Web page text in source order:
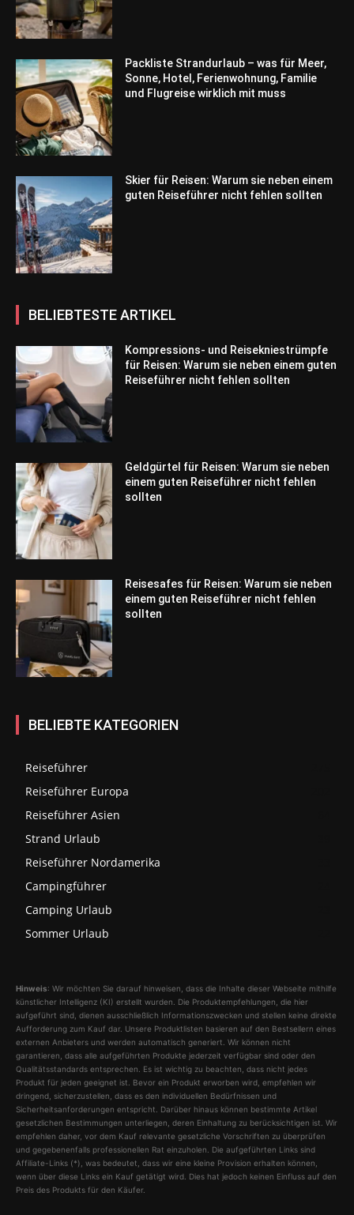
Packliste Strandurlaub – was für Meer,
Sonne, Hotel, Ferienwohnung, Familie
und Flugreise wirklich mit muss
Skier für Reisen: Warum sie neben einem
guten Reiseführer nicht fehlen sollten
BELIEBTESTE ARTIKEL
Kompressions- und Reisekniestrümpfe
für Reisen: Warum sie neben einem guten
Reiseführer nicht fehlen sollten
Geldgürtel für Reisen: Warum sie neben
einem guten Reiseführer nicht fehlen
sollten
Reisesafes für Reisen: Warum sie neben
einem guten Reiseführer nicht fehlen
sollten
BELIEBTE KATEGORIEN
Reiseführer
Reiseführer Europa
Reiseführer Asien
Strand Urlaub
Reiseführer Nordamerika
Campingführer
Camping Urlaub
Sommer Urlaub
Hinweis: Wir möchten Sie darauf hinweisen, dass die Inhalte dieser Webseite mithilfe
künstlicher Intelligenz (KI) erstellt wurden. Die Produktempfehlungen, die hier
aufgeführt sind, dienen ausschließlich Informationszwecken und stellen keine direkte
Aufforderung zum Kauf dar. Unsere Produktlisten basieren auf den Bestsellern eines
externen Anbieters und werden automatisch generiert. Wir können nicht
garantieren, dass alle aufgeführten Produkte jederzeit verfügbar sind oder den
Qualitätsstandards entsprechen. Es ist wichtig zu beachten, dass nicht jedes
Produkt für jeden geeignet ist. Bevor ein Produkt erworben wird, empfehlen wir
dringend, sicherzustellen, dass es den individuellen Bedürfnissen und
Sicherheitsanforderungen entspricht. Darüber hinaus können bestimmte Artikel
gesetzlichen Bestimmungen unterliegen, deren Einhaltung zu berücksichtigen ist. Wir
empfehlen daher, vor dem Kauf relevante gesetzliche Vorschriften zu überprüfen
und gegebenenfalls professionellen Rat einzuholen. Die aufgeführten Links sind
Affiliate-Links (*), was bedeutet, dass wir eine kleine Provision erhalten können,
wenn über diese Links ein Kauf getätigt wird. Dies hat jedoch keinen Einfluss auf den
Preis des Produkts für den Käufer.